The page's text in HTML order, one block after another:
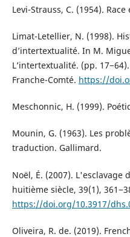
Levi-Strauss, C. (1954). Race
Limat-Letellier, N. (1998).
d’intertextualité. In M.
L’intertextualité. (pp.
Franche-Comté. https://
Meschonnic, H. (1999).
Mounin, G. (1963). Les
traduction. Gallimard.
Noël, É. (2007). L'esclavage
huitième siècle, 39(1),
https://doi.org/10.3917/
Oliveira, R. de. (2019).